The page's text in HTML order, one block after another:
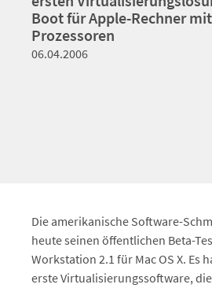
Boot für Apple-Rechner
Prozessoren
06.04.2006
Die amerikanische Software-
heute seinen öffentlichen Beta-
Workstation 2.1 für Mac OS X. Es
erste Virtualisierungssoftware,